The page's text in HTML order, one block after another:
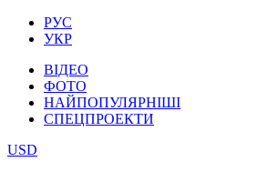
РУС
УКР
ВІДЕО
ФОТО
НАЙПОПУЛЯРНІШІ
СПЕЦПРОЕКТИ
USD